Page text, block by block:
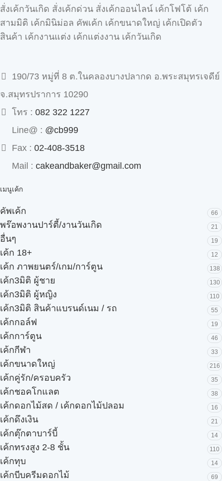
สั่งเค้กวันเกิด สั่งเค้กด่วน สั่งเค้กออนไลน์ เค้กโฟโต้ เค้ก
สามมิติ เค้กมินิม่อล คัพเค้ก เค้กขนาดใหญ่ เค้กเปิดตัว
สินค้า เค้กงานแต่ง เค้กแต่งงาน เค้กวันเกิด
190/73 หมู่ที่ 8 ต.ในคลองบางปลากด อ.พระสมุทรเจดีย์
จ.สมุทรปราการ 10290
โทร : 082 322 1227
Line@ : @cb999
Fax : 02-408-3518
Mail : cakeandbaker@gmail.com
เมนูเค้ก
คัพเค้ก 66
พร๊อพงานปาร์ตี้/งานวันเกิด 21
อื่นๆ 19
เค้ก 18+ 12
เค้ก ภาพยนตร์/เกม/การ์ตูน 138
เค้ก3มิติ ผู้ชาย 130
เค้ก3มิติ ผู้หญิง 110
เค้ก3มิติ สินค้าแบรนด์เนม / รถ 55
เค้กกอล์ฟ 19
เค้กการ์ตูน 46
เค้กกีฬา 33
เค้กขนาดใหญ่ 216
เค้กคู่รัก/ครอบครัว 35
เค้กชอคโกแลต 38
เค้กดอกไม้สด / เค้กดอกไม้ปลอม 16
เค้กดึงเงิน 21
เค้กตุ๊กตาบาร์บี้ 14
เค้กทรงสูง 2-8 ชั้น 110
เค้กทุบ 14
เค้กบีบครีมดอกไม้ 69